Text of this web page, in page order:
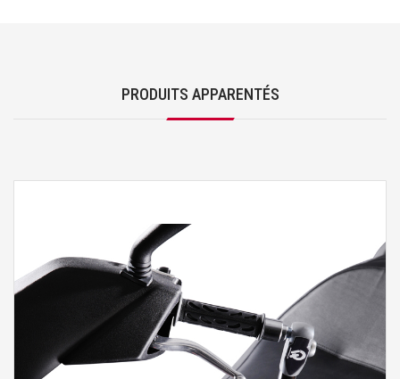
PRODUITS APPARENTÉS